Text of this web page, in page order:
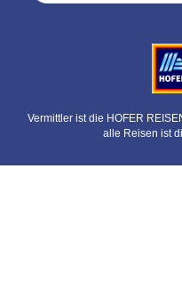
Vermittler ist die HOFER
alle Reisen ist